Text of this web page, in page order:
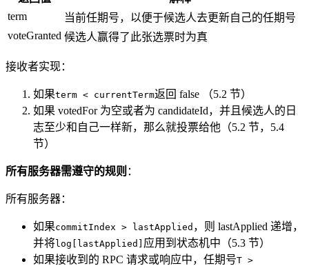
term
当前任期号，以便于候选人去更新自己的任期号
voteGranted 候选人赢得了此张选票时为真
接收者实现：
如果term < currentTerm返回 false （5.2 节）
如果 votedFor 为空或者为 candidateId，并且候选人的日
志至少和自己一样新，那么就投票给他（5.2 节，5.4
节）
所有服务器需遵守的规则 ：
所有服务器：
如果commitIndex > lastApplied ，则 lastApplied 递增，
并将log[lastApplied] 应用到状态机中（5.3 节）
如果接收到的 RPC 请求或响应中，任期号T >